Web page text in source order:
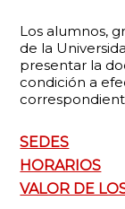
Los alumnos,
de la
presentar la
condición a
SEDES
HORARIOS
VALOR DE